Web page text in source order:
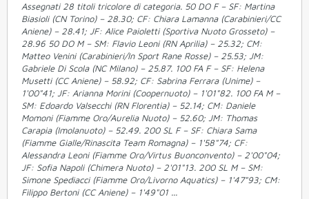
Assegnati 28 titoli tricolore di categoria. 50 DO F – SF: Martina
Biasioli (CN Torino) – 28.30; CF: Chiara Lamanna (Carabinieri/CC
Aniene) – 28.41; JF: Alice Paioletti (Sportiva Nuoto Grosseto) –
28.96 50 DO M – SM: Flavio Leoni (RN Aprilia) – 25.32; CM:
Matteo Venini (Carabinieri/In Sport Rane Rosse) – 25.53; JM:
Gabriele Di Scola (NC Milano) – 25.87. 100 FA F – SF: Helena
Musetti (CC Aniene) – 58.92; CF: Sabrina Ferrara (Unime) –
1'00"41; JF: Arianna Morini (Coopernuoto) – 1'01"82. 100 FA M –
SM: Edoardo Valsecchi (RN Florentia) – 52.14; CM: Daniele
Momoni (Fiamme Oro/Aurelia Nuoto) – 52.60; JM: Thomas
Carapia (Imolanuoto) – 52.49. 200 SL F – SF: Chiara Sama
(Fiamme Gialle/Rinascita Team Romagna) – 1'58"74; CF:
Alessandra Leoni (Fiamme Oro/Virtus Buonconvento) – 2'00"04;
JF: Sofia Napoli (Chimera Nuoto) – 2'01"13. 200 SL M – SM:
Simone Spediacci (Fiamme Oro/Livorno Aquatics) – 1'47"93; CM:
Filippo Bertoni (CC Aniene) – 1'49"01 ...